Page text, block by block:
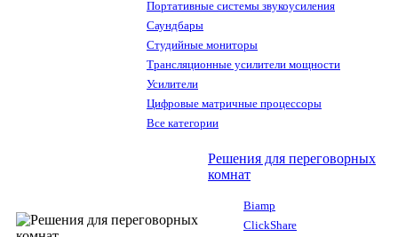
Портативные системы звукоусиления
Саундбары
Студийные мониторы
Трансляционные усилители мощности
Усилители
Цифровые матричные процессоры
Все категории
Решения для переговорных
комнат
Biamp
ClickShare